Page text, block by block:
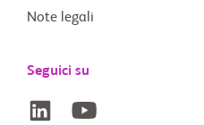
Note legali
Seguici su